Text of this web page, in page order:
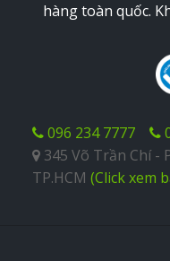
hàng toàn quốc.
096 234 7777
345 Võ Trần Chí -
TP.HCM (Click xem